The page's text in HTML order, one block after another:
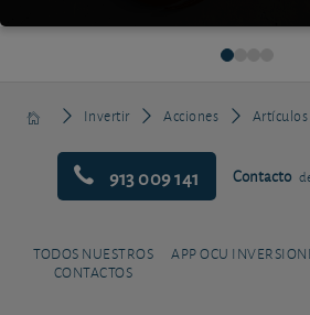
Invertir Acciones Artículos
913 009 141 Contacto
TODOS NUESTROS
CONTACTOS
APP OCU